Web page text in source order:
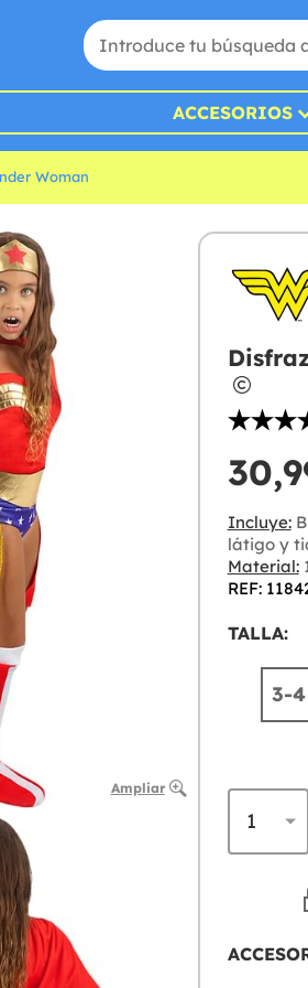
ACCESORIOS
Woman
Ampliar
Incluye:
látigo y
Material:
REF:
TALLA:
3-